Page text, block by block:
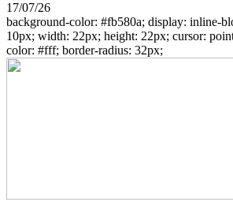
17/07/26
background-color: #fb580a; display: inline-
10px; width: 22px; height: 22px; cursor:
color: #fff; border-radius: 32px;